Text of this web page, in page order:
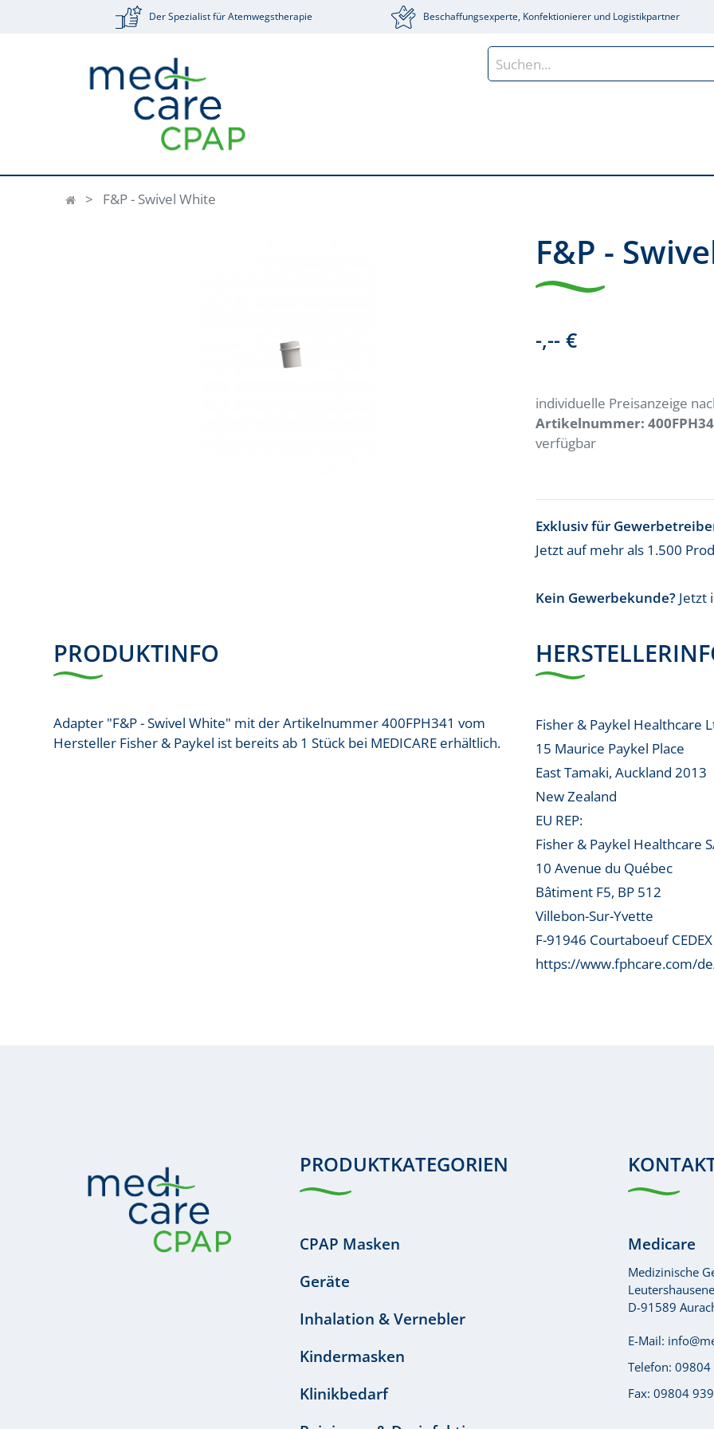
Der Spezialist für Atemwegstherapie Beschaffungsexperte, Konfektionierer und Logistikpartner
F&P - Swivel White
F&P -
-,-- €
individuelle Preisanzeige
Artikelnummer:
verfügbar
Exklusiv für
Jetzt auf mehr als 1.500
Kein Gewerbekunde? Jetzt
PRODUKTINFO
Adapter "F&P - Swivel White" mit der Artikelnummer 400FPH341 vom
Hersteller Fisher & Paykel ist bereits ab 1 Stück bei MEDICARE erhältlich.
Fisher & Paykel Healthcare
15 Maurice Paykel Place
East Tamaki, Auckland 2013
New Zealand
EU REP:
Fisher & Paykel Healthcare
10 Avenue du Québec
Bâtiment F5, BP 512
Villebon-Sur-Yvette
F-91946 Courtaboeuf CEDEX
https://www.fphcare.com/
PRODUKTKATEGORIEN
CPAP Masken
Geräte
Inhalation & Vernebler
Kindermasken
Klinikbedarf
Medicare
Medizinische
D-91589
E-Mail:
Telefon: 09804
Fax: 09804